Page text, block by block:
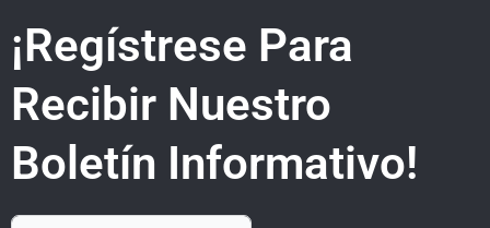
¡Regístrese Para
Recibir Nuestro
Boletín Informativo!